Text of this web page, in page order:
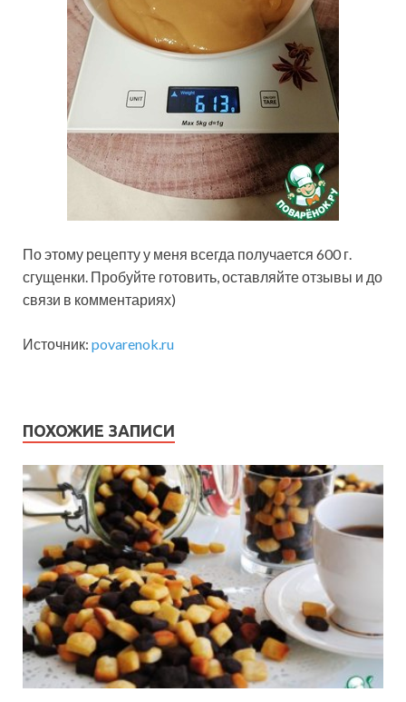
По этому рецепту у меня всегда получается 600 г.
сгущенки. Пробуйте готовить, оставляйте отзывы и до
связи в комментариях)
Источник: povarenok.ru
ПОХОЖИЕ ЗАПИСИ